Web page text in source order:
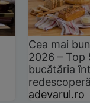
Cea mai
2026 –
bucătăria
adevarul.ro